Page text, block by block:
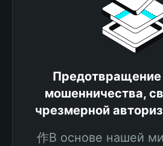
Предотвращение
мошенничества,
чрезмерной
作В основе нашей